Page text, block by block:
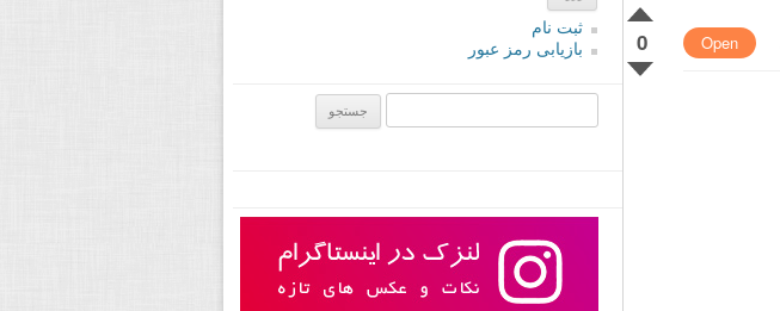
0 Open
ثبت نام
بازیابی رمز عبور